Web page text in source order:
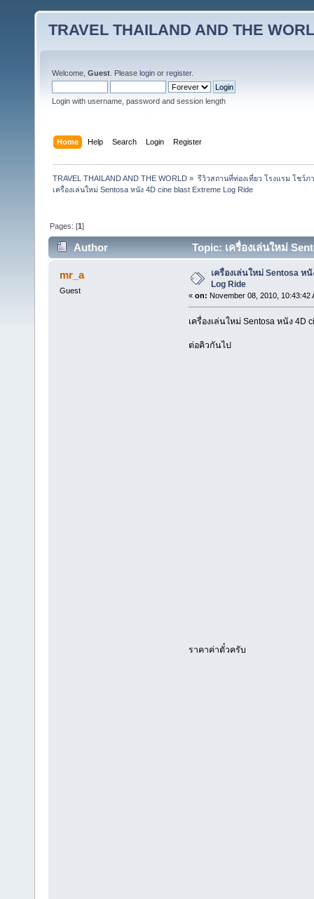
TRAVEL THAILAND AND THE
Welcome, Guest . Please login or register.
Login with username, password and session length
Home Help Search Login Register
TRAVEL THAILAND AND THE WORLD » รีวิวสถานที่ท่องเที่ยว โรงแรม โชว์ภ
เครื่องเล่นใหม่ Sentosa หนัง 4D cine blast Extreme Log Ride
Pages: [1]
Author Topic: เครื่องเล่นใหม่
mr_a
Guest
เครื่องเล่นใหม่ Sentosa ห
Log Ride
« on: November 08, 2010, 10:43:42
เครื่องเล่นใหม่ Sentosa หนัง 4D
ต่อคิวกันไป
ราคาค่าตั๋วครับ